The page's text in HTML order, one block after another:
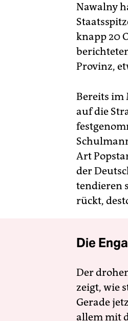
Nawalny
knapp 20
Provinz,
Bereits im
auf die
Art
der
tendieren
rückt,
Die
Der
zeigt, wie
Gerade
allem mit